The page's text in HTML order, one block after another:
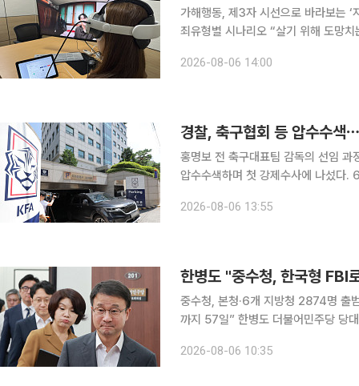
가해행동, 제3자 시선으로 바라보는 ‘
죄유형별 시나리오 “살기 위해 도망치는 거야. 다시는 당신이 분노하는 모습을 보고 싶지 않아. 무서
다. 여성은 붙잡힌 팔을 빼내려 했지
2026-08-06 14:00
경찰, 축구협회 등 압수수색
홍명보 전 축구대표팀 감독의 선임 과
압수수색하며 첫 강제수사에 나섰다. 6일 연합뉴스에 따르면 서울경찰청 광역수사단 금융범죄수사
2026-08-06 13:55
한병도 "중수청, 한국형 FBI
중수청, 본청·6개 지방청 2874명 출
까지 57일” 한병도 더불어민주당 당대표 직무대행 겸 원내대표가 중대범죄수사청(중수청)이 기존
인재 확보가 필요하다며 행정안전부
2026-08-06 10:35